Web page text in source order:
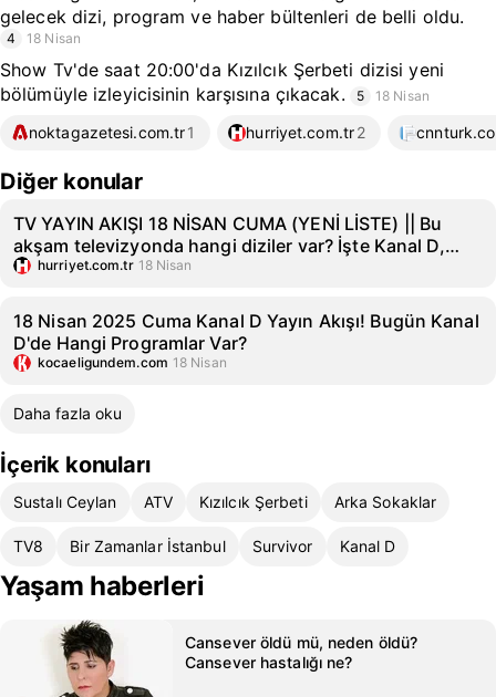
gelecek dizi, program ve haber bültenleri de belli oldu.
4 18 Nisan
Show Tv'de saat 20:00'da Kızılcık Şerbeti dizisi yeni
bölümüyle izleyicisinin karşısına çıkacak.
5 18 Nisan
noktagazetesi.com.tr1 hurriyet.com.tr2
Diğer konular
TV YAYIN AKIŞI 18 NİSAN CUMA (YENİ LİSTE) || Bu
akşam televizyonda hangi diziler var? İşte Kanal D,
Show TV, TRT1, TV8, Star TV, Now TV, ATV yayın akışı
hurriyet.com.tr 18 Nisan
18 Nisan 2025 Cuma Kanal D Yayın Akışı! Bugün Kanal
D'de Hangi Programlar Var?
kocaeligundem.com 18 Nisan
Daha fazla oku
İçerik konuları
Sustalı Ceylan ATV Kızılcık Şerbeti Arka Sokaklar
TV8 Bir Zamanlar İstanbul Survivor Kanal D
Yaşam haberleri
Cansever öldü mü, neden öldü?
Cansever hastalığı ne?